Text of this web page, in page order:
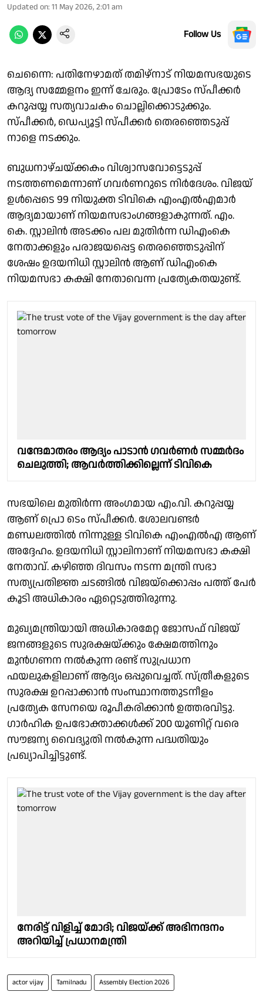
Updated on: 11 May 2026, 2:01 am
Follow Us
ചെന്നൈ: പതിനേഴാമത് തമിഴ്നാട് നിയമസഭയുടെ
ആദ്യ സമ്മേളനം ഇന്ന് ചേരും. പ്രോടേം സ്പീക്കർ
കറുപ്പയ്യ സത്യവാചകം ചൊല്ലിക്കൊടുക്കും.
സ്പീക്കർ, ഡെപ്യൂട്ടി സ്പീക്കർ തെരഞ്ഞെടുപ്പ്
നാളെ നടക്കും.
ബുധനാഴ്ചയ്ക്കകം വിശ്വാസവോട്ടെടുപ്പ്
നടത്തണമെന്നാണ് ഗവർണറുടെ നിർദേശം. വിജയ്
ഉൾപ്പെടെ 99 നിയുക്ത ടിവികെ എംഎൽഎമാർ
ആദ്യമായാണ് നിയമസഭാംഗങ്ങളാകുന്നത്. എം.
കെ. സ്റ്റാലിൻ അടക്കം പല മുതിർന്ന ഡിഎംകെ
നേതാക്കളും പരാജയപ്പെട്ട തെരഞ്ഞെടുപ്പിന്
ശേഷം ഉദയനിധി സ്റ്റാലിൻ ആണ് ഡിഎംകെ
നിയമസഭാ കക്ഷി നേതാവെന്ന പ്രത്യേകതയുണ്ട്.
വന്ദേമാതരം ആദ്യം പാടാൻ ഗവർണർ സമ്മർദം
ചെലുത്തി; ആവർത്തിക്കില്ലെന്ന് ടിവികെ
സഭയിലെ മുതിർന്ന അംഗമായ എം.വി. കറുപ്പയ്യ
ആണ് പ്രൊ ടെം സ്‌പീക്കർ. ശോലവണ്ടർ
മണ്ഡലത്തിൽ നിന്നുള്ള ടിവികെ എംഎൽഎ ആണ്
അദ്ദേഹം. ഉദയനിധി സ്റ്റാലിനാണ് നിയമസഭാ കക്ഷി
നേതാവ്. കഴിഞ്ഞ ദിവസം നടന്ന മന്ത്രി സഭാ
സത്യപ്രതിജ്ഞ ചടങ്ങിൽ വിജയ്ക്കൊപ്പം പത്ത് പേർ
കൂടി അധികാരം ഏറ്റെടുത്തിരുന്നു.
മുഖ്യമന്ത്രിയായി അധികാരമേറ്റ ജോസഫ് വിജയ്
ജനങ്ങളുടെ സുരക്ഷയ്ക്കും ക്ഷേമത്തിനും
മുൻഗണന നൽകുന്ന രണ്ട് സുപ്രധാന
ഫയലുകളിലാണ് ആദ്യം ഒപ്പുവെച്ചത്. സ്ത്രീകളുടെ
സുരക്ഷ ഉറപ്പാക്കാൻ സംസ്ഥാനത്തുടനീളം
പ്രത്യേക സേനയെ രൂപീകരിക്കാൻ ഉത്തരവിട്ടു.
ഗാർഹിക ഉപഭോക്താക്കൾക്ക് 200 യൂണിറ്റ് വരെ
സൗജന്യ വൈദ്യുതി നൽകുന്ന പദ്ധതിയും
പ്രഖ്യാപിച്ചിട്ടുണ്ട്.
നേരിട്ട് വിളിച്ച് മോദി; വിജയ്ക്ക് അഭിനന്ദനം
അറിയിച്ച് പ്രധാനമന്ത്രി
actor vijay Tamilnadu Assembly Election 2026